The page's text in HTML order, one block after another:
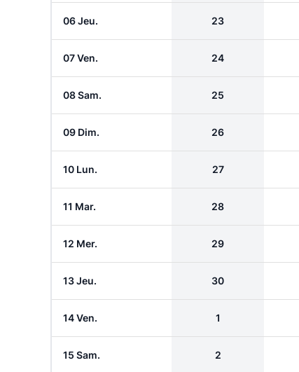
06 Jeu. 23
07 Ven. 24
08 Sam. 25
09 Dim. 26
10 Lun. 27
11 Mar. 28
12 Mer. 29
13 Jeu. 30
14 Ven. 1
15 Sam. 2